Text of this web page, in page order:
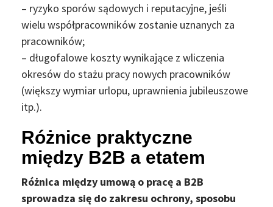
– ryzyko sporów sądowych i reputacyjne, jeśli
wielu współpracowników zostanie uznanych za
pracowników;
– długofalowe koszty wynikające z wliczenia
okresów do stażu pracy nowych pracowników
(większy wymiar urlopu, uprawnienia jubileuszowe
itp.).
Różnice praktyczne
między B2B a etatem
Różnica między umową o pracę a B2B
sprowadza się do zakresu ochrony, sposobu